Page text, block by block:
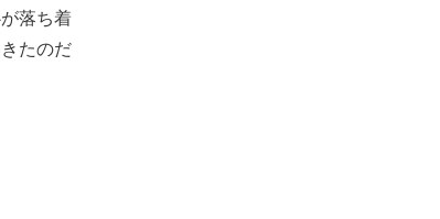
落ち着
たのだ